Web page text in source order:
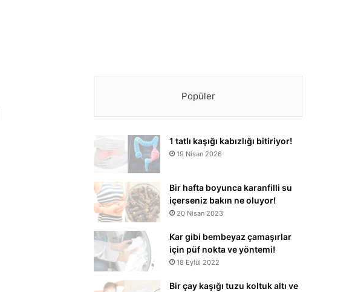
Popüler
1 tatlı kaşığı kabızlığı bitiriyor!
19 Nisan 2026
Bir hafta boyunca karanfilli su
içerseniz bakın ne oluyor!
20 Nisan 2023
Kar gibi bembeyaz çamaşırlar
için püf nokta ve yöntemi!
18 Eylül 2022
Bir çay kaşığı tuzu koltuk altı ve